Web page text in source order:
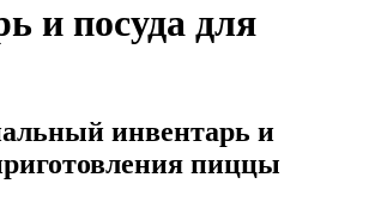
и посуда для
инвентарь и
пиццы